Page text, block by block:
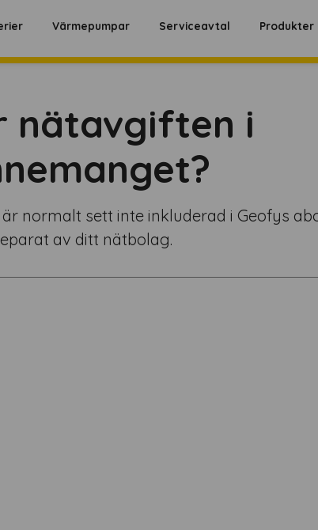
Värmepumpar Serviceavtal Produkter
nätavgiften i
normalt sett inte inkluderad i Geofys
av ditt nätbolag.